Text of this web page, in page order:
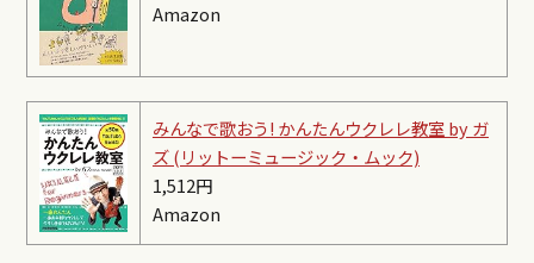
Amazon
みんなで歌おう! かんたんウクレレ教室 by ガ
ズ (リットーミュージック・ムック)
1,512円
Amazon